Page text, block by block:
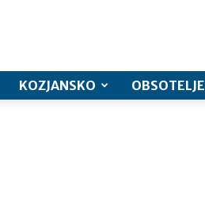
KOZJANSKO OBSOTELJE